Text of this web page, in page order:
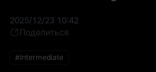
2025/12/23 10:42
Поделиться
#Intermediate